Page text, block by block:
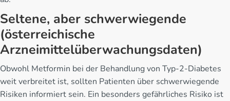
Seltene, aber schwerwiegende
(österreichische
Arzneimittelüberwachungsdaten)
Obwohl Metformin bei der Behandlung von Typ-2-Diabetes
weit verbreitet ist, sollten Patienten über schwerwiegende
Risiken informiert sein. Ein besonders gefährliches Risiko ist